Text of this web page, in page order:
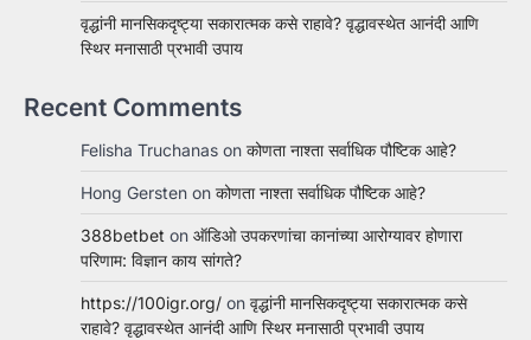
वृद्धांनी मानसिकदृष्ट्या सकारात्मक कसे राहावे? वृद्धावस्थेत आनंदी आणि
स्थिर मनासाठी प्रभावी उपाय
Recent Comments
Felisha Truchanas on कोणता नाश्ता सर्वाधिक पौष्टिक आहे?
Hong Gersten on कोणता नाश्ता सर्वाधिक पौष्टिक आहे?
388betbet on ऑडिओ उपकरणांचा कानांच्या आरोग्यावर होणारा
परिणाम: विज्ञान काय सांगते?
https://100igr.org/ on वृद्धांनी मानसिकदृष्ट्या सकारात्मक कसे
राहावे? वृद्धावस्थेत आनंदी आणि स्थिर मनासाठी प्रभावी उपाय